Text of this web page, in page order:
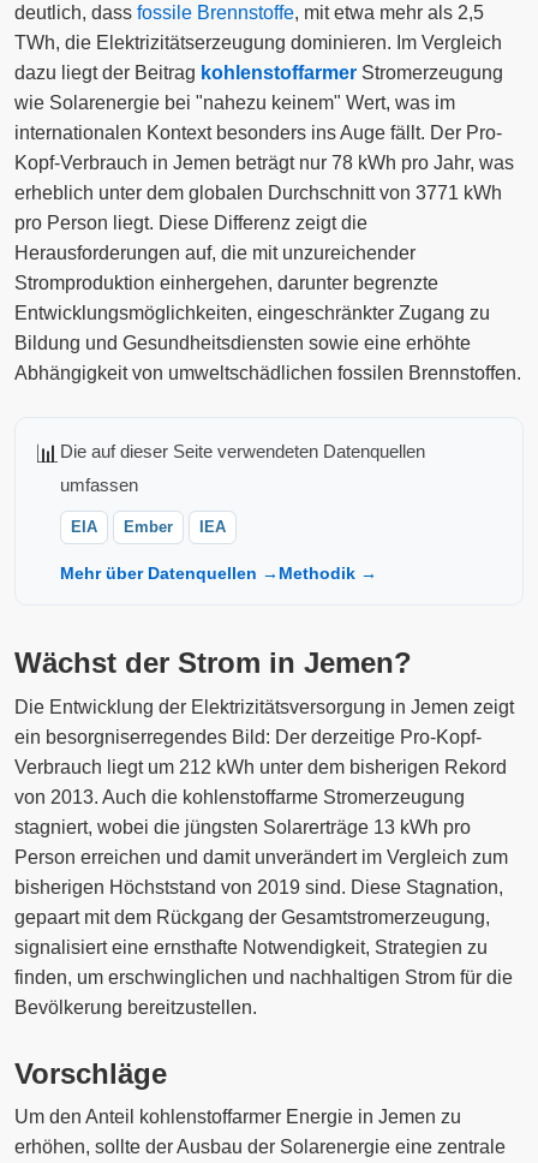
deutlich, dass fossile Brennstoffe, mit etwa mehr als 2,5
TWh, die Elektrizitätserzeugung dominieren. Im Vergleich
dazu liegt der Beitrag kohlenstoffarmer Stromerzeugung
wie Solarenergie bei "nahezu keinem" Wert, was im
internationalen Kontext besonders ins Auge fällt. Der Pro-
Kopf-Verbrauch in Jemen beträgt nur 78 kWh pro Jahr, was
erheblich unter dem globalen Durchschnitt von 3771 kWh
pro Person liegt. Diese Differenz zeigt die
Herausforderungen auf, die mit unzureichender
Stromproduktion einhergehen, darunter begrenzte
Entwicklungsmöglichkeiten, eingeschränkter Zugang zu
Bildung und Gesundheitsdiensten sowie eine erhöhte
Abhängigkeit von umweltschädlichen fossilen Brennstoffen.
📊 Die auf dieser Seite verwendeten Datenquellen
umfassen
EIA Ember IEA
Mehr über Datenquellen → Methodik →
Wächst der Strom in Jemen?
Die Entwicklung der Elektrizitätsversorgung in Jemen zeigt
ein besorgniserregendes Bild: Der derzeitige Pro-Kopf-
Verbrauch liegt um 212 kWh unter dem bisherigen Rekord
von 2013. Auch die kohlenstoffarme Stromerzeugung
stagniert, wobei die jüngsten Solarerträge 13 kWh pro
Person erreichen und damit unverändert im Vergleich zum
bisherigen Höchststand von 2019 sind. Diese Stagnation,
gepaart mit dem Rückgang der Gesamtstromerzeugung,
signalisiert eine ernsthafte Notwendigkeit, Strategien zu
finden, um erschwinglichen und nachhaltigen Strom für die
Bevölkerung bereitzustellen.
Vorschläge
Um den Anteil kohlenstoffarmer Energie in Jemen zu
erhöhen, sollte der Ausbau der Solarenergie eine zentrale